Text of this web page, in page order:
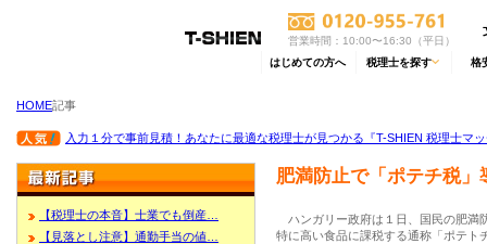
営業時間：10:00〜16:30（平日）
はじめての方へ 税理士を探す 格
HOME記事
入力１分で事前見積！あなたに最適な税理士が見つかる『T-SHIEN 税理士マ
【税理士の本音】士業でも倒産…
【見落とし注意】通勤手当の値…
肥満防止で「ポテチ税
ハンガリー政府は１日、国民の肥満
特に高い食品に課税する通称「ポテト